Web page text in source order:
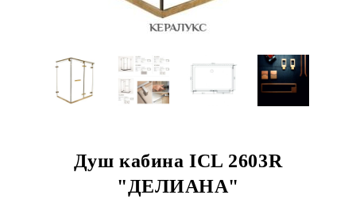
Душ кабина ICL 2603R
"ДЕЛИАНА"